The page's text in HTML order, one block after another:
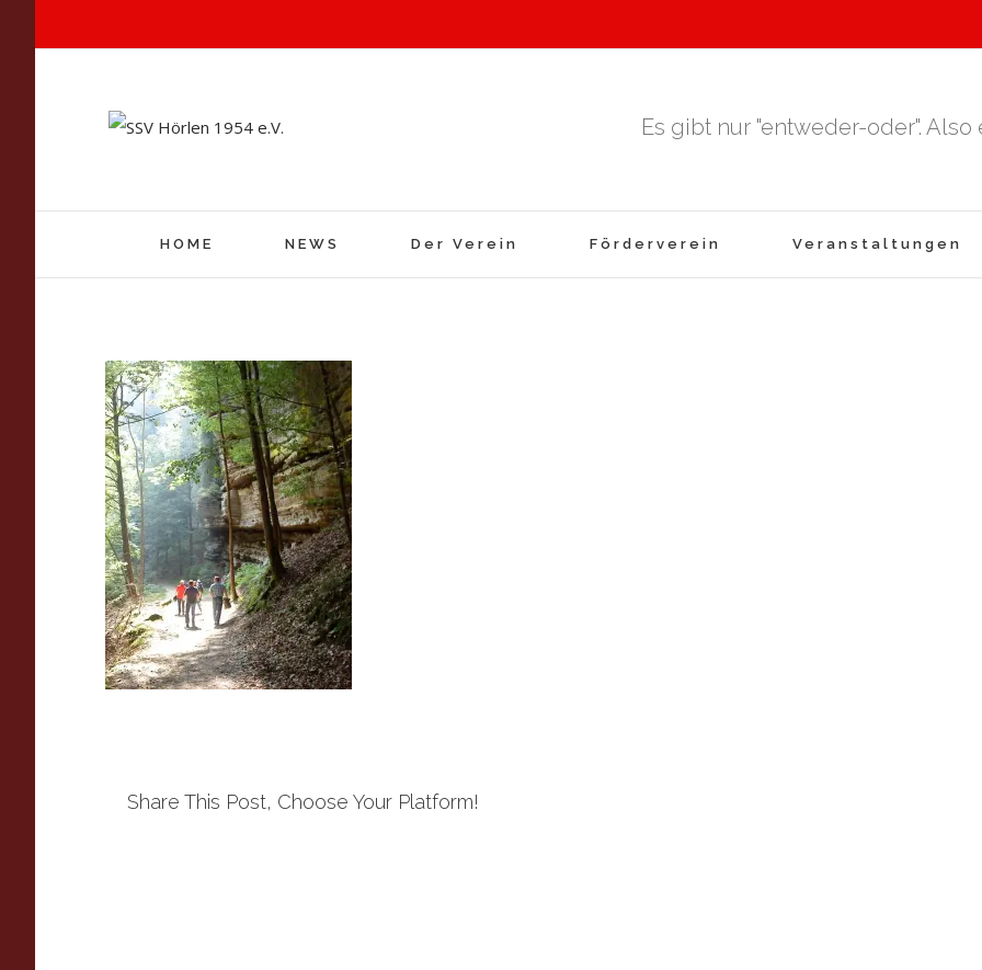
Es gibt nur "entweder-oder".
HOME NEWS Der Verein Förderverein Veranstaltungen
Share This Post, Choose Your Platform!